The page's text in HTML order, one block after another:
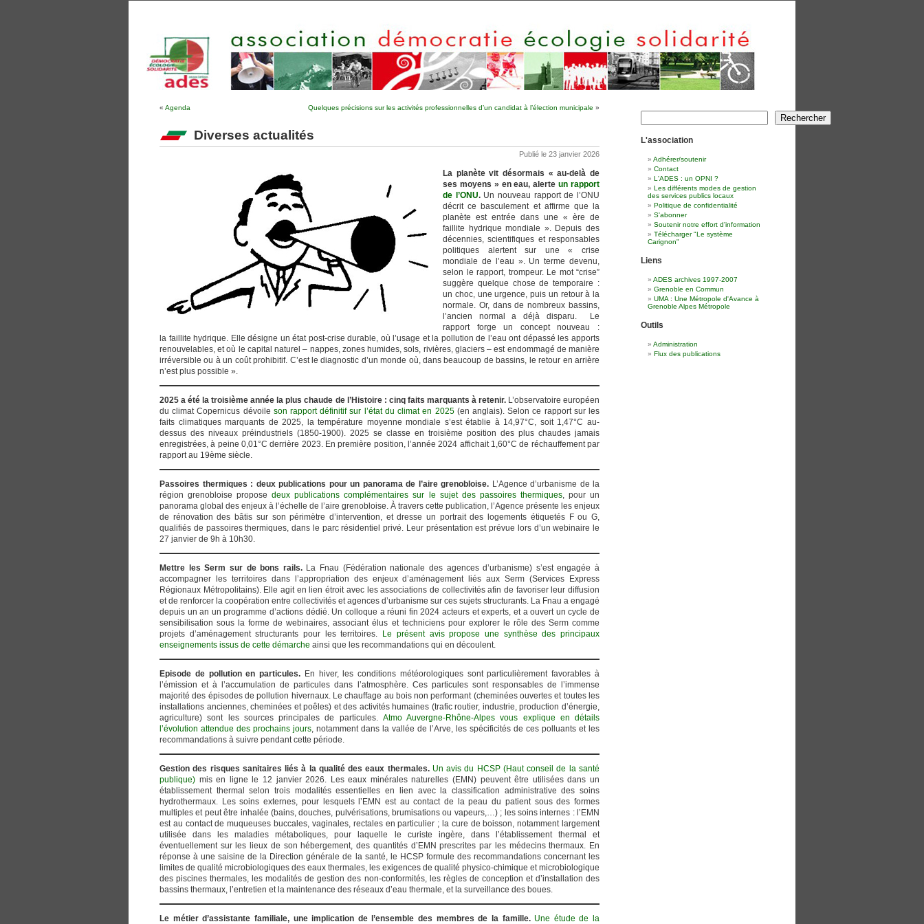
« Agenda Quelques précisions sur les activités professionnelles d’un candidat à l’élection municipale »
Diverses actualités
Publié le 23 janvier 2026
La planète vit désormais « au-delà de
ses moyens » en eau, alerteun rapport
de l’ONU. Un nouveau rapport de l’ONU
décrit ce basculement et affirme que la
planète est entrée dans une « ère de
faillite hydrique mondiale ». Depuis des
décennies, scientifiques et responsables
politiques alertent sur une « crise
mondiale de l’eau ». Un terme devenu,
selon le rapport, trompeur. Le mot “crise”
suggère quelque chose de temporaire :
un choc, une urgence, puis un retour à la
normale. Or, dans de nombreux bassins,
l’ancien normal a déjà disparu. Le
rapport forge un concept nouveau :
la faillite hydrique. Elle désigne un état post-crise durable, où l’usage et la pollution de l’eau ont dépassé les apports
renouvelables, et où le capital naturel – nappes, zones humides, sols, rivières, glaciers – est endommagé de manière
irréversible ou à un coût prohibitif. C’est le diagnostic d’un monde où, dans beaucoup de bassins, le retour en arrière
n’est plus possible ».
2025 a été la troisième année la plus chaude de l’Histoire : cinq faits marquants à retenir. L’observatoire européen
du climat Copernicus dévoile son rapport définitif sur l’état du climat en 2025(en anglais). Selon ce rapport sur les
faits climatiques marquants de 2025, la température moyenne mondiale s’est établie à 14,97°C, soit 1,47°C au-
dessus des niveaux préindustriels (1850-1900). 2025 se classe en troisième position des plus chaudes jamais
enregistrées, à peine 0,01°C derrière 2023. En première position, l’année 2024 affichait 1,60°C de réchauffement par
rapport au 19ème siècle.
Passoires thermiques : deux publications pour un panorama de l’aire grenobloise. L’Agence d’urbanisme de la
région grenobloise proposedeux publications complémentaires sur le sujet des passoires thermiques, pour un
panorama global des enjeux à l’échelle de l’aire grenobloise. À travers cette publication, l’Agence présente les enjeux
de rénovation des bâtis sur son périmètre d’intervention, et dresse un portrait des logements étiquetés F ou G,
qualifiés de passoires thermiques, dans le parc résidentiel privé. Leur présentation est prévue lors d’un webinaire le
27 janvier de 9h à 10h30.
Mettre les Serm sur de bons rails.La Fnau (Fédération nationale des agences d’urbanisme) s’est engagée à
accompagner les territoires dans l’appropriation des enjeux d’aménagement liés aux Serm (Services Express
Régionaux Métropolitains). Elle agit en lien étroit avec les associations de collectivités afin de favoriser leur diffusion
et de renforcer la coopération entre collectivités et agences d’urbanisme sur ces sujets structurants. La Fnau a engagé
depuis un an un programme d’actions dédié. Un colloque a réuni fin 2024 acteurs et experts, et a ouvert un cycle de
sensibilisation sous la forme de webinaires, associant élus et techniciens pour explorer le rôle des Serm comme
projets d’aménagement structurants pour les territoires.
Le présent avis propose une synthèse des principaux
enseignements issus de cette démarche ainsi que les recommandations qui en découlent.
Episode de pollution en particules. En hiver, les conditions météorologiques sont particulièrement favorables à
l’émission et à l’accumulation de particules dans l’atmosphère. Ces particules sont responsables de l’immense
majorité des épisodes de pollution hivernaux. Le chauffage au bois non performant (cheminées ouvertes et toutes les
installations anciennes, cheminées et poêles) et des activités humaines (trafic routier, industrie, production d’énergie,
agriculture) sont les sources principales de particules. Atmo Auvergne-Rhône-Alpes vous explique en détails
l’évolution attendue des prochains jours, notamment dans la vallée de l’Arve, les spécificités de ces polluants et les
recommandations à suivre pendant cette période.
Gestion des risques sanitaires liés à la qualité des eaux thermales. Un avis du HCSP (Haut conseil de la santé
publique) mis en ligne le 12 janvier 2026. Les eaux minérales naturelles (EMN) peuvent être utilisées dans un
établissement thermal selon trois modalités essentielles en lien avec la classification administrative des soins
hydrothermaux. Les soins externes, pour lesquels l’EMN est au contact de la peau du patient sous des formes
multiples et peut être inhalée (bains, douches, pulvérisations, brumisations ou vapeurs,…) ; les soins internes : l’EMN
est au contact de muqueuses buccales, vaginales, rectales en particulier ; la cure de boisson, notamment largement
utilisée dans les maladies métaboliques, pour laquelle le curiste ingère, dans l’établissement thermal et
éventuellement sur les lieux de son hébergement, des quantités d’EMN prescrites par les médecins thermaux. En
réponse à une saisine de la Direction générale de la santé, le HCSP formule des recommandations concernant les
limites de qualité microbiologiques des eaux thermales, les exigences de qualité physico-chimique et microbiologique
des piscines thermales, les modalités de gestion des non-conformités, les règles de conception et d’installation des
bassins thermaux, l’entretien et la maintenance des réseaux d’eau thermale, et la surveillance des boues.
Le métier d’assistante familiale, une implication de l’ensemble des membres de la famille. Une étude de la
Rechercher Rechercher
L'association
Adhérer/soutenir
Contact
L'ADES : un OPNI ?
Les différents modes de gestion
des services publics locaux
Politique de confidentialité
S'abonner
Soutenir notre effort d'information
Télécharger "Le système
Carignon"
Liens
ADES archives 1997-2007
Grenoble en Commun
UMA : Une Métropole d'Avance à
Grenoble Alpes Métropole
Outils
Administration
Flux des publications